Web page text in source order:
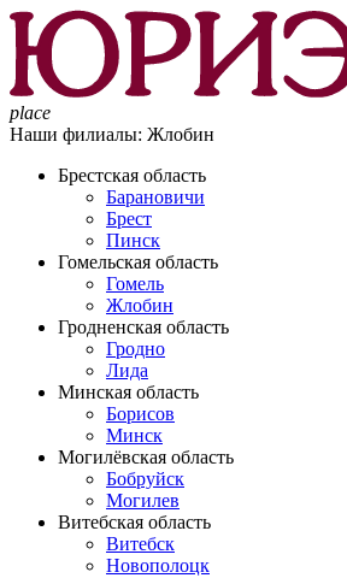
place
Наши филиалы: Жлобин
Брестская область
Барановичи
Брест
Пинск
Гомельская область
Гомель
Жлобин
Гродненская область
Гродно
Лида
Минская область
Борисов
Минск
Могилёвская область
Бобруйск
Могилев
Витебская область
Витебск
Новополоцк